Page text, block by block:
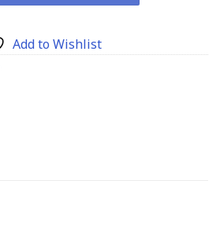
Add to Wishlist